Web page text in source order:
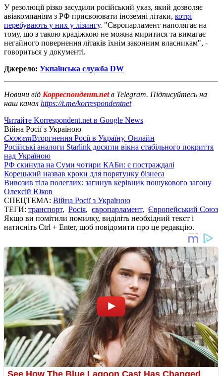
У резолюції різко засудили російський указ, який дозволяє
авіакомпаніям з РФ присвоювати іноземні літаки, котрі
перебувають у них у лізингу. "Європарламент наполягає на
тому, що з такою крадіжкою не можна миритися та вимагає
негайного повернення літаків їхнім законним власникам", -
говориться у документі.
Джерело: Укпаїнська служба DW
Новини від Корреспондент.netв Telegram. Підписуйтесь на
наш канал https://t.me/korrespondentnet
Читайте Korrespondent.net в Google News
Війна Росії з Україною
СюжетВторгнення Росії в Україну. Онлайн
Російські аналоги Starlink досягли вікна стабільного покриття
над Україною
РФ скинула на Суми чотири КАБи: є постраждалі
Корецький назвав кроки для порятунку бізнеса
Вивозив тіла полеглих: загинув керівник пошукового загону
Олексій Юков
СПЕЦТЕМА: Війна Росії з Україною
ТЕГИ: транспорт, Росія, європарламент, Європейський Союз
Якщо ви помітили помилку, виділіть необхідний текст і
натисніть Ctrl + Enter, щоб повідомити про це редакцію.